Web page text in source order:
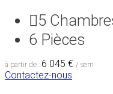
5
6 Pièces
à partir de : 6 045 € / sem
Contactez-nous